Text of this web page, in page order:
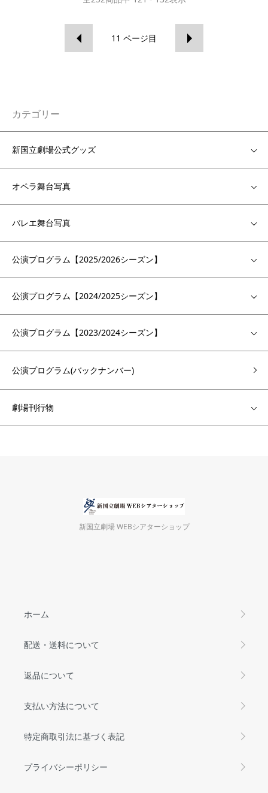
11 ページ目
カテゴリー
新国立劇場公式グッズ
オペラ舞台写真
バレエ舞台写真
公演プログラム【2025/2026シーズン】
公演プログラム【2024/2025シーズン】
公演プログラム【2023/2024シーズン】
公演プログラム(バックナンバー)
劇場刊行物
新国立劇場 WEBシアターショップ
ホーム
配送・送料について
返品について
支払い方法について
特定商取引法に基づく表記
プライバシーポリシー